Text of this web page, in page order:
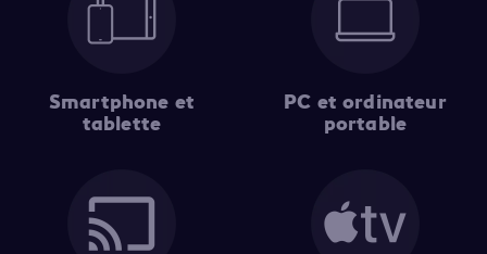
Smartphone et
tablette
PC et ordinateur
portable